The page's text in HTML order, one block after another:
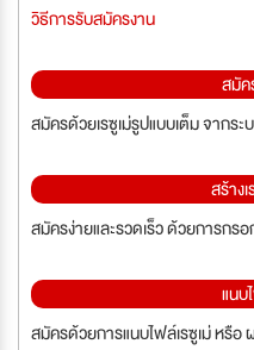
วิธีการรับสมัครงาน
สมั
สมัครด้วยเรซูเม่รูปแบบเต็ม จากร
สร้าง
สมัครง่ายและรวดเร็ว ด้วยการกร
แน
สมัครด้วยการแนบไฟล์เรซูเม่ หรือ